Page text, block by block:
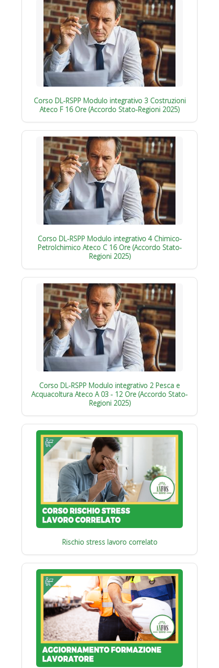
Corso DL-RSPP Modulo integrativo 3 Costruzioni
Ateco F 16 Ore (Accordo Stato-Regioni 2025)
Corso DL-RSPP Modulo integrativo 4 Chimico-
Petrolchimico Ateco C 16 Ore (Accordo Stato-
Regioni 2025)
Corso DL-RSPP Modulo integrativo 2 Pesca e
Acquacoltura Ateco A 03 - 12 Ore (Accordo Stato-
Regioni 2025)
Rischio stress lavoro correlato